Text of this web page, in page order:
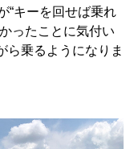
“キーを回せば乗れ
ったことに気付い
ら乗るようになりま